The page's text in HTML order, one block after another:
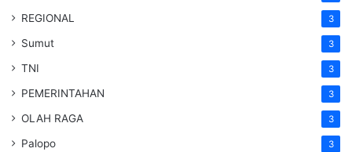
REGIONAL 3
Sumut 3
TNI 3
PEMERINTAHAN 3
OLAH RAGA 3
Palopo 3